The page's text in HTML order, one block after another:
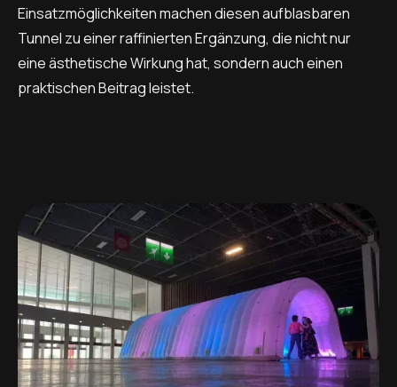
Einsatzmöglichkeiten machen diesen aufblasbaren
Tunnel zu einer raffinierten Ergänzung, die nicht nur
eine ästhetische Wirkung hat, sondern auch einen
praktischen Beitrag leistet.